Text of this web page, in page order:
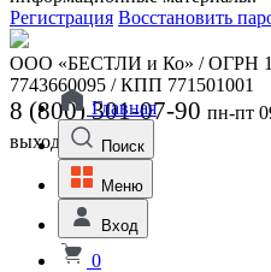
Регистрация Восстановить
ООО «БЕСТЛИ и Ко» / ОГРН
7743660095 / КПП 771501001
8 (800) 301-07-90 пн-пт
выходной
Главная
Поиск
Меню
Вход
0